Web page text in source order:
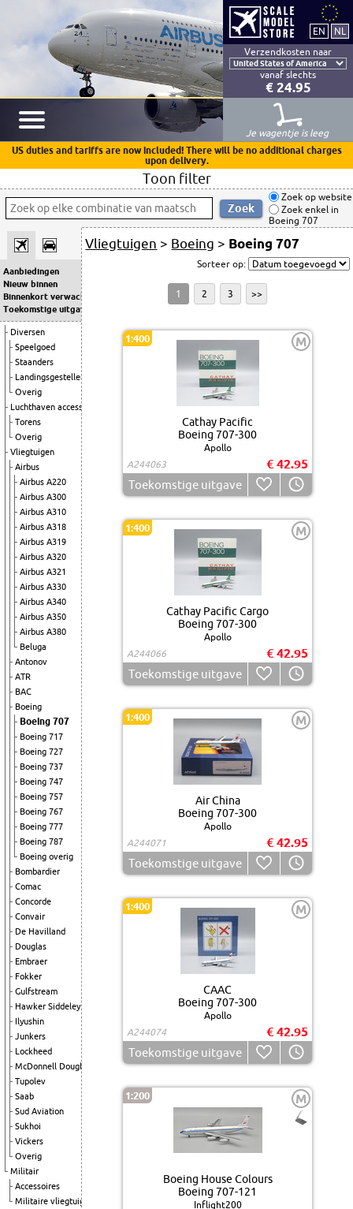
Verzendkosten naar
vanaf slechts
€ 24.95
Je wagentje is leeg
US duties and tariffs are now included! There will be no additional charges
upon delivery.
Toon filter
Zoek op website
Zoek enkel in
Boeing 707
Aanbiedingen
Nieuw binnen
Binnenkort verwacht
Toekomstige uitgaven
Diversen
Speelgoed
Staanders
Landingsgestellen
Overig
Luchthaven accessoires
Torens
Overig
Vliegtuigen
Airbus
Airbus A220
Airbus A300
Airbus A310
Airbus A318
Airbus A319
Airbus A320
Airbus A321
Airbus A330
Airbus A340
Airbus A350
Airbus A380
Beluga
Antonov
ATR
BAC
Boeing
Boeing 707
Boeing 717
Boeing 727
Boeing 737
Boeing 747
Boeing 757
Boeing 767
Boeing 777
Boeing 787
Boeing overig
Bombardier
Comac
Concorde
Convair
De Havilland
Douglas
Embraer
Fokker
Gulfstream
Hawker Siddeley
Ilyushin
Junkers
Lockheed
McDonnell Douglas
Tupolev
Saab
Sud Aviation
Sukhoi
Vickers
Overig
Militair
Accessoires
Militaire vliegtuigen
Vliegtuigen > Boeing > Boeing 707
Sorteer op:
1 2 3 >>
1:400 M
Cathay Pacific
Boeing 707-300
Apollo
A244063
€ 42.95
Toekomstige uitgave
1:400 M
Cathay Pacific Cargo
Boeing 707-300
Apollo
A244066
€ 42.95
Toekomstige uitgave
1:400 M
Air China
Boeing 707-300
Apollo
A244071
€ 42.95
Toekomstige uitgave
1:400 M
CAAC
Boeing 707-300
Apollo
A244074
€ 42.95
Toekomstige uitgave
1:200 M
Boeing House Colours
Boeing 707-121
Inflight200